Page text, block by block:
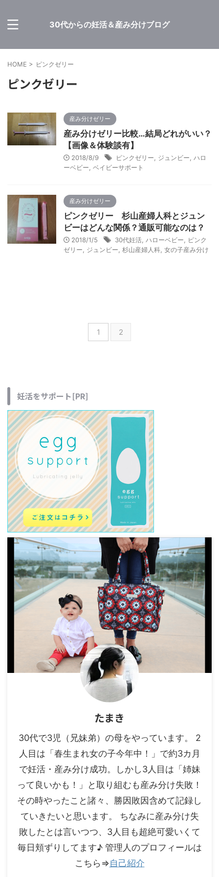
30代からの妊活＆産み分けブログ
HOME > ピンクゼリー
ピンクゼリー
産み分けゼリー
産み分けゼリー比較…結局どれがいい？
【画像＆体験談有】
2018/8/9 ピンクゼリー ジュンビー ハロ
ーベビー ベイビーサポート
産み分けゼリー
ピンクゼリー 杉山産婦人科とジュン
ビーはどんな関係？通販可能なのは？
2018/1/5 30代妊活 ハローベビー
ピンク
ゼリー
ジュンビー 杉山産婦人科 女の子産み分け
1 2
妊活をサポート[PR]
たまき
30代で3児（兄妹弟）の母をやっています。 2
人目は「春生まれ女の子今年中！」で約3カ月
で妊活・産み分け成功。しかし3人目は「姉妹
って良いかも！」と取り組むも産み分け失敗！
その時やったこと諸々、勝因敗因含めて記録し
ていきたいと思います。 ちなみに産み分け失
敗したとは言いつつ、3人目も超絶可愛いくて
毎日頬ずりしてます♪ 管理人のプロフィールは
こちら⇒自己紹介